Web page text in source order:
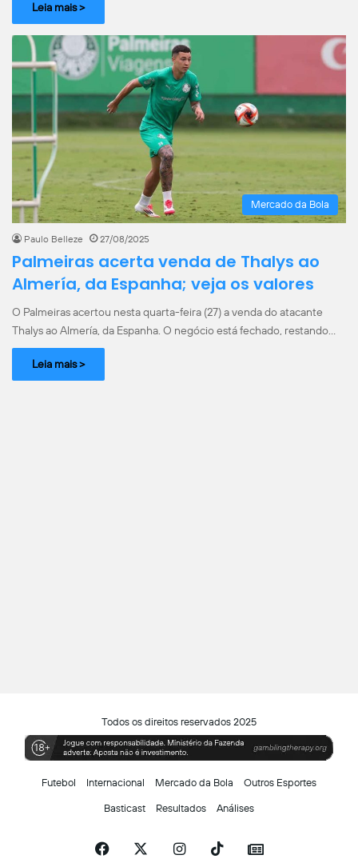
Leia mais >
Mercado da Bola
Paulo Belleze 27/08/2025
Palmeiras acerta venda de Thalys ao
Almería, da Espanha; veja os valores
O Palmeiras acertou nesta quarta-feira (27) a venda do atacante
Thalys ao Almería, da Espanha. O negócio está fechado, restando…
Leia mais >
Todos os direitos reservados 2025
Futebol Internacional Mercado da Bola Outros Esportes
Basticast Resultados Análises
Facebook InstagramTikTokSiga-